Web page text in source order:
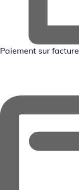
Paiement sur facture